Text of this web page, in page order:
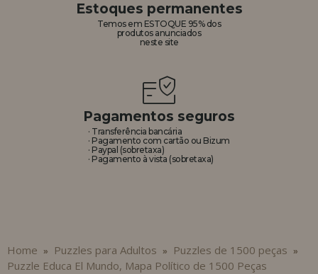
Estoques permanentes
Temos em ESTOQUE 95% dos
produtos anunciados
neste site
Pagamentos seguros
· Transferência bancária
· Pagamento com cartão ou Bizum
· Paypal (sobretaxa)
· Pagamento à vista (sobretaxa)
Home » Puzzles para Adultos » Puzzles de 1500 peças »
Puzzle Educa El Mundo, Mapa Político de 1500 Peças